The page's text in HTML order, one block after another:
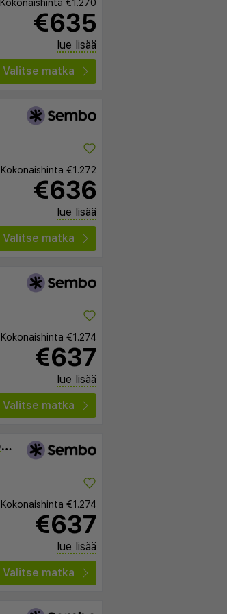
Kokonaishinta €1.270
€635
lue lisää
Valitse matka
Kokonaishinta €1.272
€636
lue lisää
Valitse matka
Kokonaishinta €1.274
€637
lue lisää
Valitse matka
Jomtien Sands Residence - Beachfront, Relax & Amazing Seafood Dining
Kokonaishinta €1.274
€637
lue lisää
Valitse matka